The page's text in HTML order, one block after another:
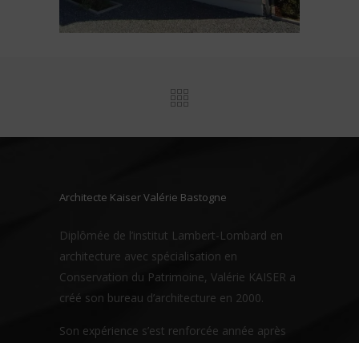
Architecte Kaiser Valérie Bastogne
Diplômée de l’institut Lambert-Lombard en
architecture avec spécialisation en
Conservation du Patrimoine, Valérie KAISER a
créé son bureau d’architecture en 2000.
Son expérience s’est renforcée année après